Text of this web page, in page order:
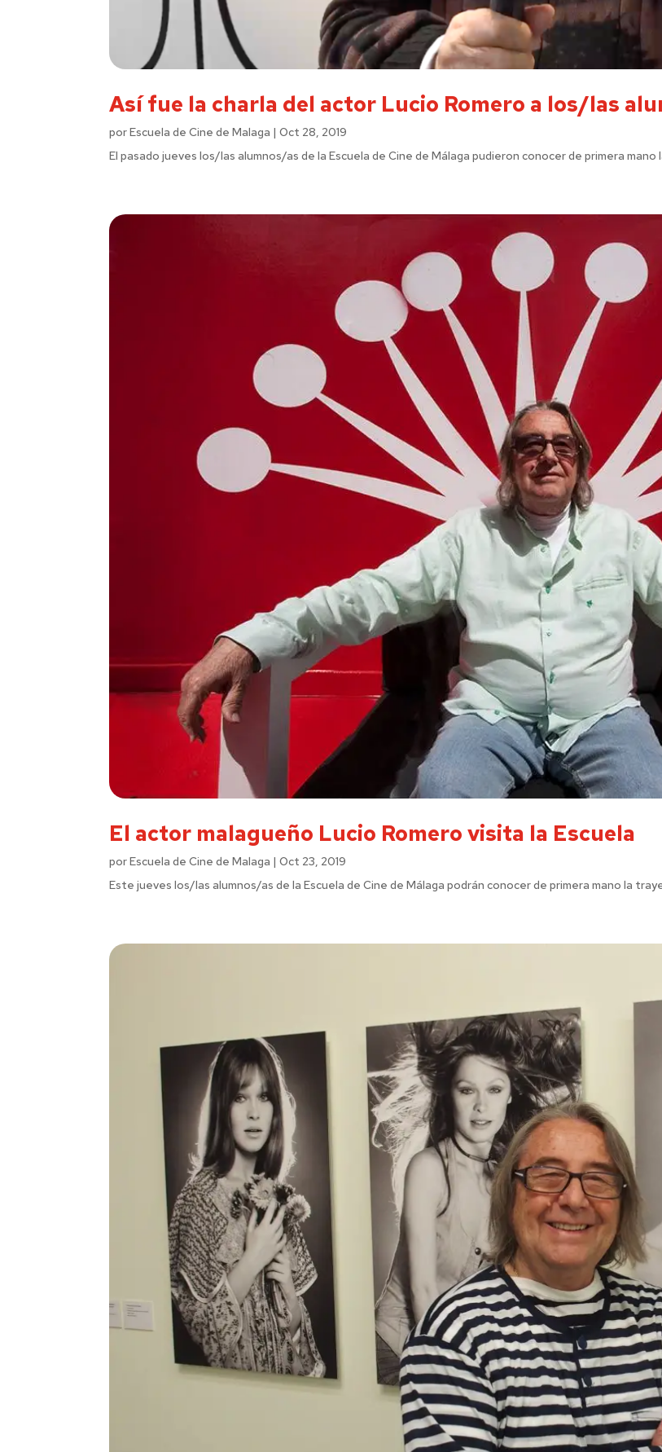
Así fue la charla del actor Lucio Romero a los/las
porEscuela de Cine de Malaga |Oct 28, 2019
El pasado jueves los/las alumnos/as de la Escuela de Cine de Málaga pudieron conocer de primera
El actor malagueño Lucio Romero visita la Escuela
porEscuela de Cine de Malaga |Oct 23, 2019
Este jueves los/las alumnos/as de la Escuela de Cine de Málaga podrán conocer de primera mano la